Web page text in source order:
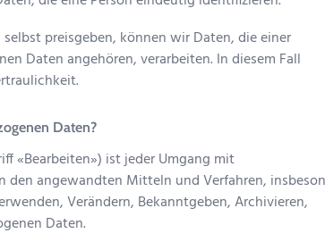
preisgeben, können wir Daten, die einer
Daten angehören, verarbeiten. In diesem Fall
Daten?
«Bearbeiten») ist jeder Umgang mit
den angewandten Mitteln und Verfahren,
Verändern, Bekanntgeben, Archivieren,
Daten.